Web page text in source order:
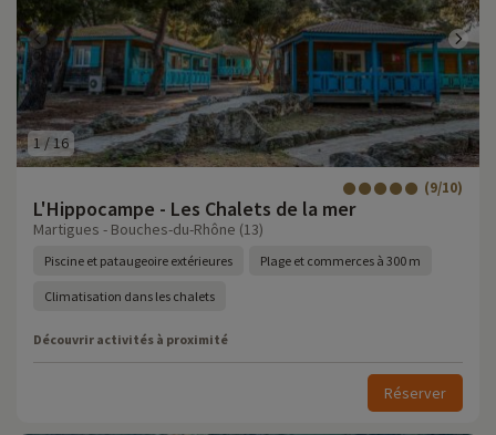
1 / 16
L'Hippocampe - Les Chalets de la mer
(9/10)
Martigues - Bouches-du-Rhône (13)
Piscine et pataugeoire extérieures Plage et commerces à 300 m
Climatisation dans les chalets
Découvrir activités à proximité
Réserver